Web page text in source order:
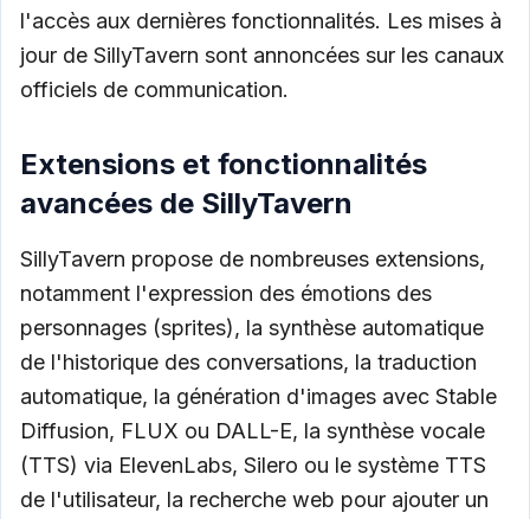
l'accès aux dernières fonctionnalités. Les mises à
jour de SillyTavern sont annoncées sur les canaux
officiels de communication.
Extensions et fonctionnalités
avancées de SillyTavern
SillyTavern propose de nombreuses extensions,
notamment l'expression des émotions des
personnages (sprites), la synthèse automatique
de l'historique des conversations, la traduction
automatique, la génération d'images avec Stable
Diffusion, FLUX ou DALL-E, la synthèse vocale
(TTS) via ElevenLabs, Silero ou le système TTS
de l'utilisateur, la recherche web pour ajouter un